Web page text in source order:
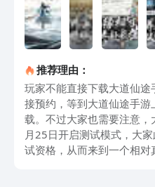
推荐理由：
玩家不能直接下载大道仙
接预约，等到大道仙途手
载。不过大家也需要注意
月25日开启测试模式，大
试资格，从而来到一个相